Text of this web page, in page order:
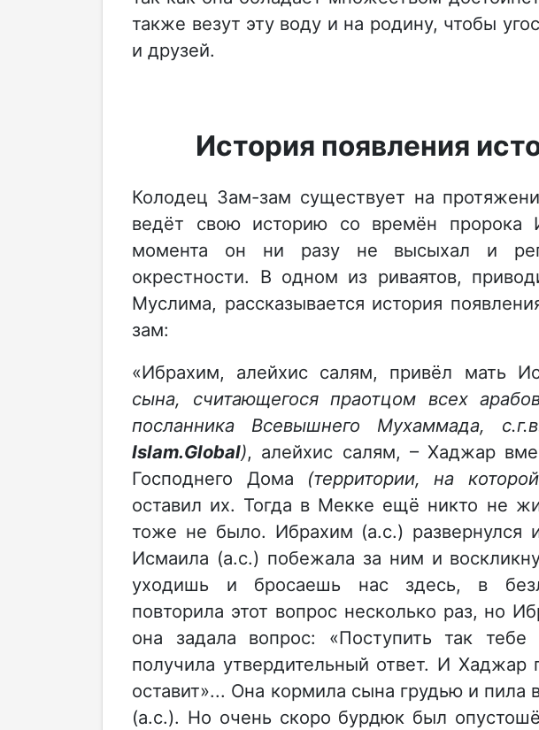
также везут эту воду и на родину, чтобы
и друзей.
История появления
Колодец Зам-зам существует на
ведёт свою историю со времён
момента он ни разу не высыхал и
окрестности. В одном из риваятов,
Муслима, рассказывается история
зам:
«Ибрахим, алейхис салям, привёл мать
сына, считающегося праотцом всех
посланника Всевышнего Мухаммада,
Islam.Global), алейхис салям, – Хаджар
Господнего Дома (территории, на
оставил их. Тогда в Мекке ещё никто не
тоже не было. Ибрахим (а.с.) развернулся
Исмаила (а.с.) побежала за ним и
уходишь и бросаешь нас здесь, в
повторила этот вопрос несколько раз, но
она задала вопрос: «Поступить так
получила утвердительный ответ. И Хаджар
оставит»... Она кормила сына грудью и
(а.с.). Но очень скоро бурдюк был